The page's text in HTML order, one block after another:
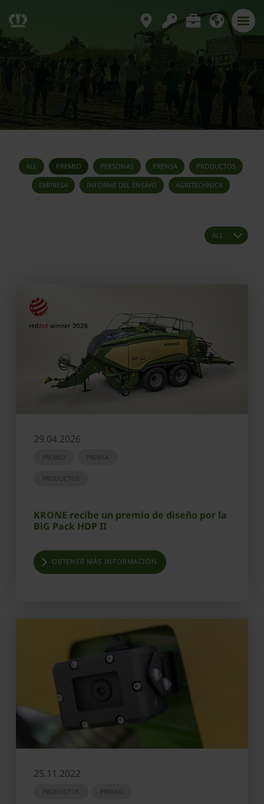
ALL PREMIO PERSONAS PRENSA PRODUCTOS
EMPRESA INFORME DEL ENSAYO AGRITECHNICA
29.04.2026
PREMIO PRENSA
PRODUCTOS
KRONE recibe un premio de diseño por la
BiG Pack HDP II
OBTENER MÁS INFORMACIÓN
25.11.2022
PRODUCTOS PREMIO